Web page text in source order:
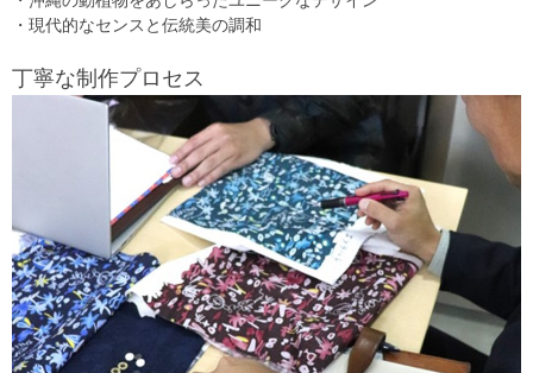
・現代的なセンスと伝統美の調和
丁寧な制作プロセス